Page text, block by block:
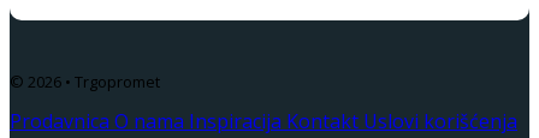
© 2026 • Trgopromet
Prodavnica O nama Inspiracija Kontakt Uslovi korišćenja